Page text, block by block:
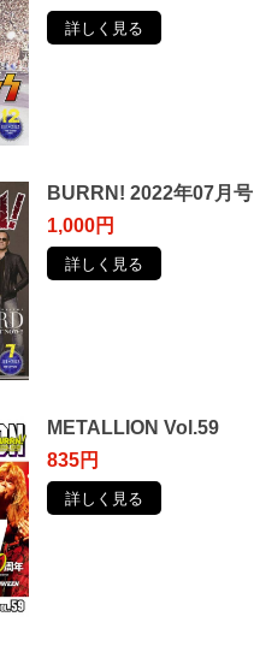
詳しく見る
BURRN! 2022年07月号
1,000円
詳しく見る
METALLION Vol.59
835円
詳しく見る